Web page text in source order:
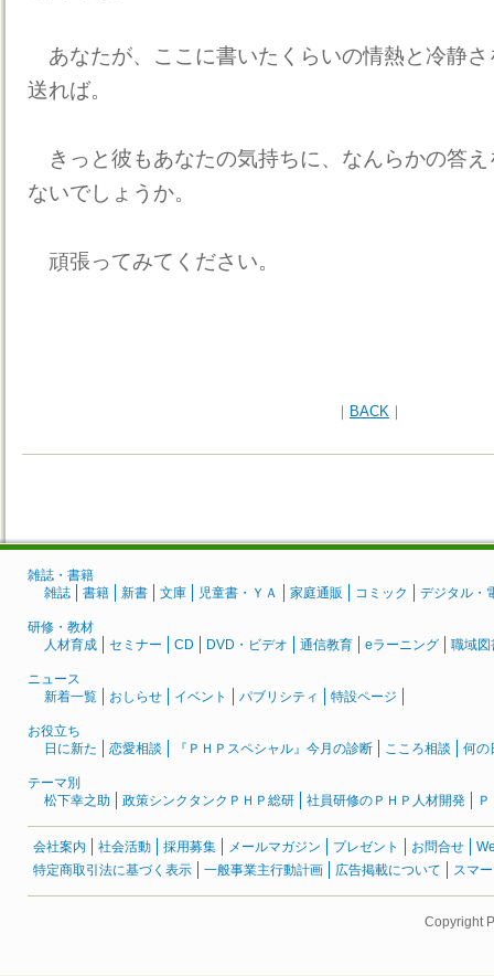
あなたが、ここに書いたくらいの情熱と冷静
送れば。
きっと彼もあなたの気持ちに、なんらかの答
ないでしょうか。
頑張ってみてください。
｜ BACK ｜
雑誌・書籍
雑誌
書籍 新書 文庫 児童書・ＹＡ 家庭通販 コミック デジタル・
研修・教材
人材育成
セミナー CD DVD・ビデオ 通信教育 eラーニング 職域図
ニュース
新着一覧
おしらせ イベント パブリシティ 特設ページ
お役立ち
日に新た
恋愛相談 『ＰＨＰスペシャル』今月の診断 こころ相談 何の
テーマ別
松下幸之助
政策シンクタンクＰＨＰ総研 社員研修のＰＨＰ人材開発
会社案内 社会活動 採用募集 メールマガジン プレゼント お問合せ
特定商取引法に基づく表示
一般事業主行動計画 広告掲載について スマ
Copyright